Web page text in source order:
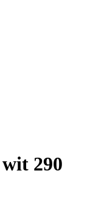
290